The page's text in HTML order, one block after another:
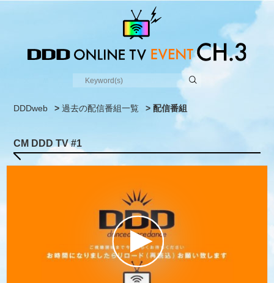
DDDweb >過去の配信番組一覧 > 配信番組
CM DDD TV #1